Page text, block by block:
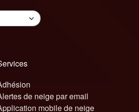
de neige par email
mobile de neige